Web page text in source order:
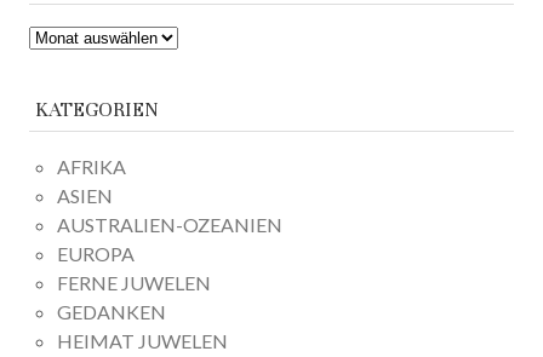
ARCHIV
KATEGORIEN
AFRIKA
ASIEN
AUSTRALIEN-OZEANIEN
EUROPA
FERNE JUWELEN
GEDANKEN
HEIMAT JUWELEN